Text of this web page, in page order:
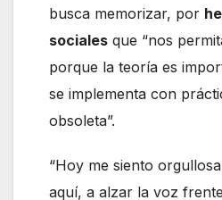
busca memorizar, por
sociales que “nos
porque la teoría es
se implementa con
obsoleta”.
“Hoy me siento
aquí, a alzar la voz